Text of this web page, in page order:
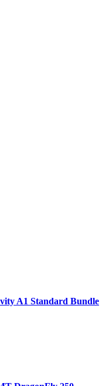
A1 Standard Bundle